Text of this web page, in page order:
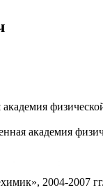
академия
2004-2007